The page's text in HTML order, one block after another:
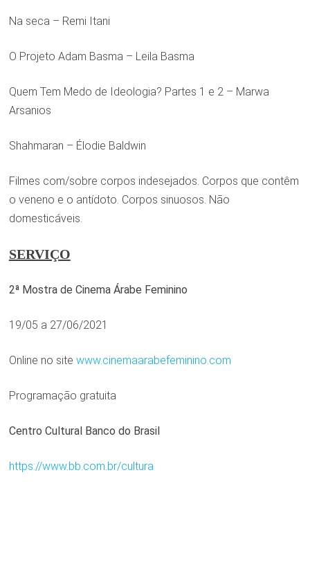
Na seca – Remi Itani
O Projeto Adam Basma – Leila Basma
Quem Tem Medo de Ideologia? Partes 1 e 2 – Marwa
Arsanios
Shahmaran – Élodie Baldwin
Filmes com/sobre corpos indesejados. Corpos que contêm
o veneno e o antídoto. Corpos sinuosos. Não
domesticáveis.
SERVIÇO
2ª Mostra de Cinema Árabe Feminino
19/05 a 27/06/2021
Online no site www.cinemaarabefeminino.com
Programação gratuita
Centro Cultural Banco do Brasil
https://www.bb.com.br/cultura